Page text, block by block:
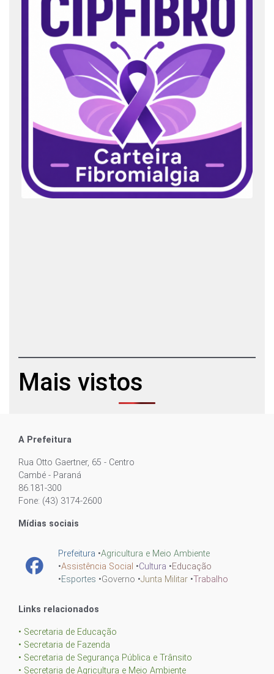
Mais vistos
A Prefeitura
Rua Otto Gaertner, 65 - Centro
Cambé - Paraná
86.181-300
Fone: (43) 3174-2600
Mídias sociais
Prefeitura •Agricultura e Meio Ambiente
•Assistência Social •Cultura •Educação
•Esportes •Governo •Junta Militar •Trabalho
Links relacionados
• Secretaria de Educação
• Secretaria de Fazenda
• Secretaria de Segurança Pública e Trânsito
• Secretaria de Agricultura e Meio Ambiente